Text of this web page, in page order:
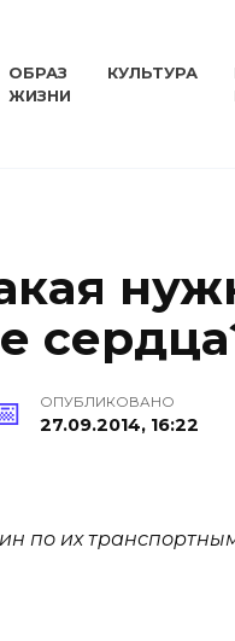
ОБРАЗ
ЖИЗНИ
КУЛЬТУРА
ОПУБЛИКОВАНО
27.09.2014, 16:22
по их